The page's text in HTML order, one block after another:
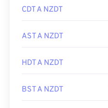
CDT A NZDT
AST A NZDT
HDT A NZDT
BST A NZDT